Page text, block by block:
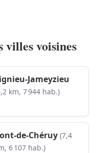
villes voisines
Jameyzieu
km, 7 944 hab.)
de-Chéruy (7,4
6 107 hab.)